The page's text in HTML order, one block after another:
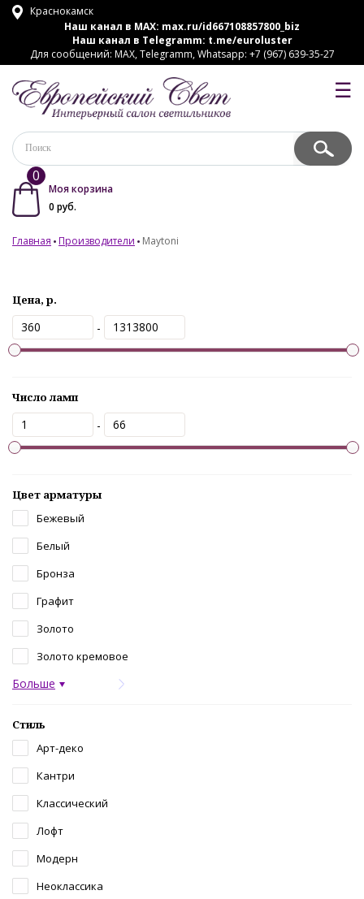
Краснокамск
Наш канал в MAX: max.ru/id667108857800_biz
Наш канал в Telegramm: t.me/euroluster
Для сообщений: MAX, Telegramm, Whatsapp: +7 (967) 639-35-27
☰
0
Моя корзина
0 руб.
Главная Производители Maytoni
Цена, р.
-
Число ламп
-
Цвет арматуры
Бежевый
Белый
Бронза
Графит
Золото
Золото кремовое
Больше
Стиль
Арт-деко
Кантри
Классический
Лофт
Модерн
Неоклассика